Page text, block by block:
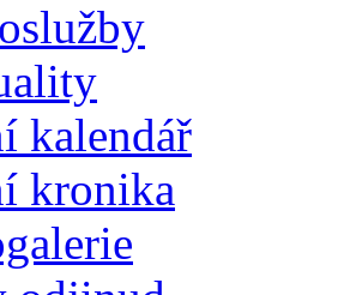
kalendář
kronika